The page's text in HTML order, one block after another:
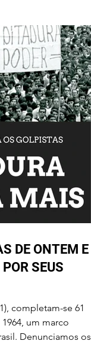
DE ONTEM E
SEUS
completam-se 61
um marco
Denunciamos os